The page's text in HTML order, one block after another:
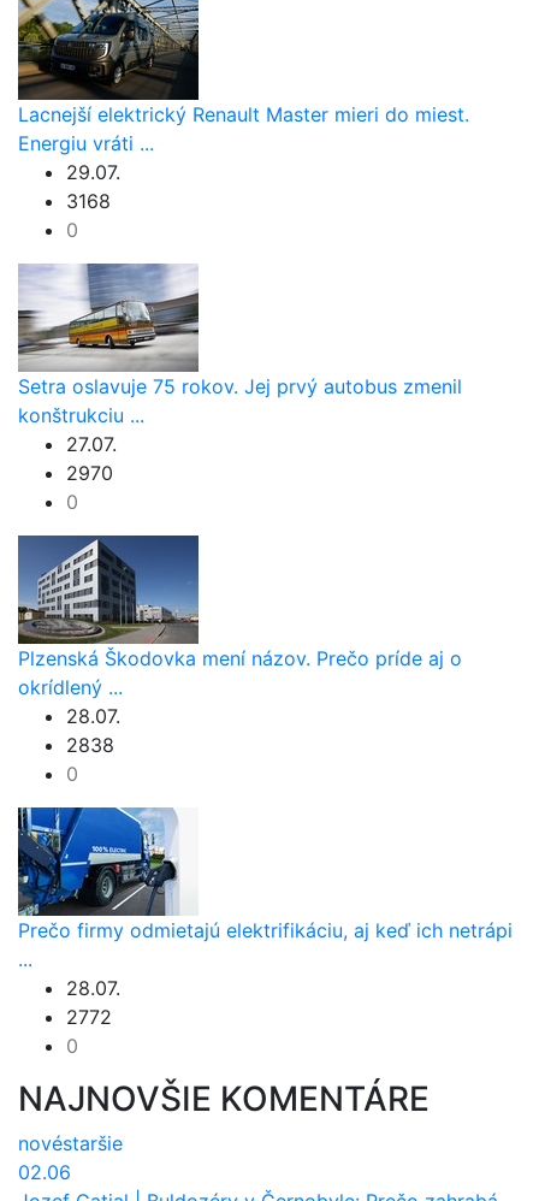
Lacnejší elektrický Renault Master mieri do miest.
Energiu vráti ...
29.07.
3168
0
Setra oslavuje 75 rokov. Jej prvý autobus zmenil
konštrukciu ...
27.07.
2970
0
Plzenská Škodovka mení názov. Prečo príde aj o
okrídlený ...
28.07.
2838
0
Prečo firmy odmietajú elektrifikáciu, aj keď ich netrápi
...
28.07.
2772
0
NAJNOVŠIE KOMENTÁRE
novéstaršie
02.06